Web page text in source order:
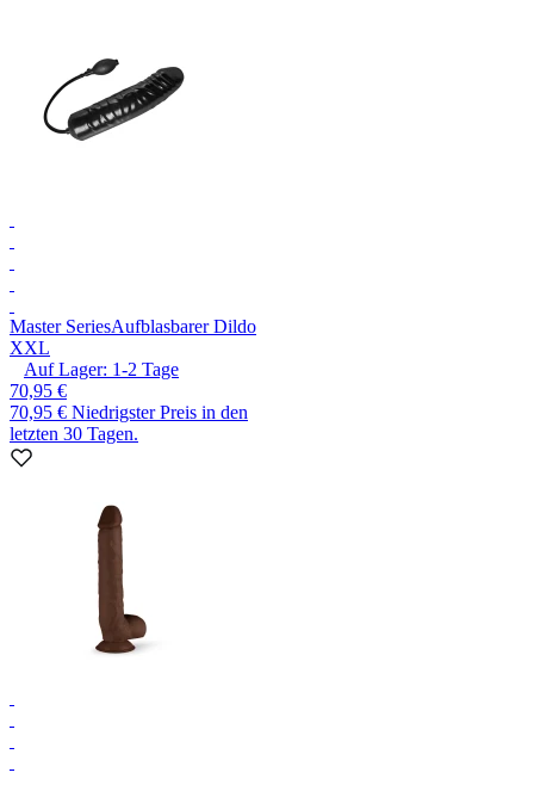
Master SeriesAufblasbarer Dildo
XXL
Auf Lager: 1-2 Tage
70,95 €
70,95 € Niedrigster Preis in den
letzten 30 Tagen.